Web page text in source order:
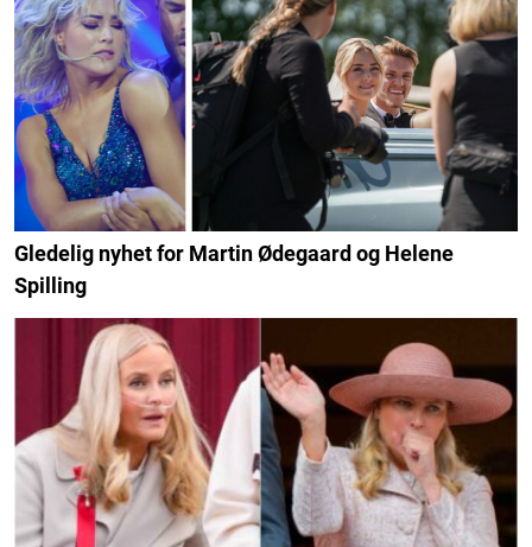
Gledelig nyhet for Martin Ødegaard og Helene
Spilling